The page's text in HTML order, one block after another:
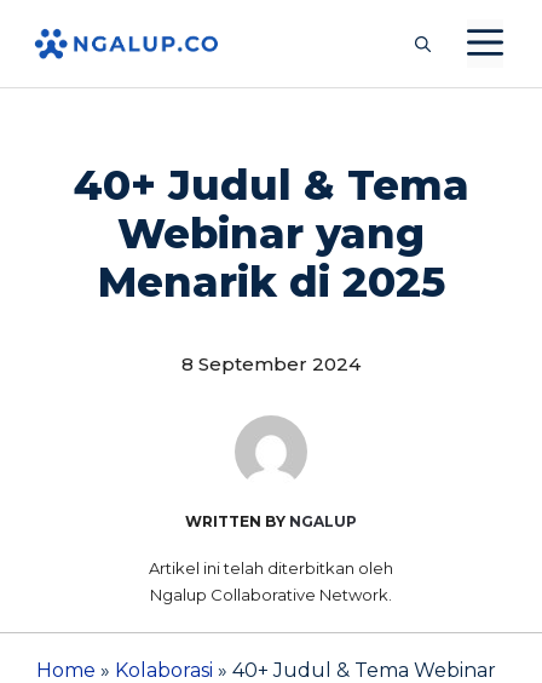
isi
40+ Judul & Tema
Webinar yang
Menarik di 2025
8 September 2024
WRITTEN BY NGALUP
Artikel ini telah diterbitkan oleh
Ngalup Collaborative Network.
Home » Kolaborasi » 40+ Judul & Tema Webinar